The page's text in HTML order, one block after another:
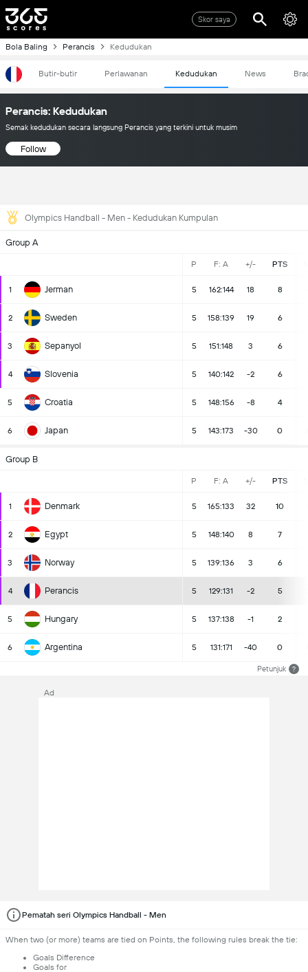
Skor saya
Bola Baling Perancis Kedudukan
Butir-butir Perlawanan Kedudukan News
Perancis: Kedudukan
Semak kedudukan secara langsung Perancis yang terkini untuk musim
Follow
Olympics Handball - Men - Kedudukan Kumpulan
Group A
P F: A +/- PTS
1 Jerman 5 162:144 18 8
2 Sweden 5 158:139 19 6
3 Sepanyol 5 151:148 3 6
4 Slovenia 5 140:142 -2 6
5 Croatia 5 148:156 -8 4
6 Japan 5 143:173 -30 0
Group B
P F: A +/- PTS
1 Denmark 5 165:133 32 10
2 Egypt 5 148:140 8 7
3 Norway 5 139:136 3 6
4 Perancis 5 129:131 -2 5
5 Hungary 5 137:138 -1 2
6 Argentina 5 131:171 -40 0
Petunjuk ?
Ad
Pematah seri Olympics Handball - Men
When two (or more) teams are tied on Points, the following rules break the tie:
Goals Difference
Goals for